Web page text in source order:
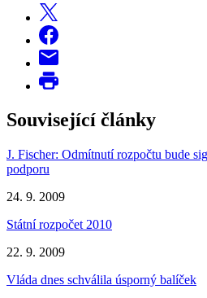
Související články
J. Fischer: Odmítnutí rozpočtu bude
podporu
24. 9. 2009
Státní rozpočet 2010
22. 9. 2009
Vláda dnes schválila úsporný balíček